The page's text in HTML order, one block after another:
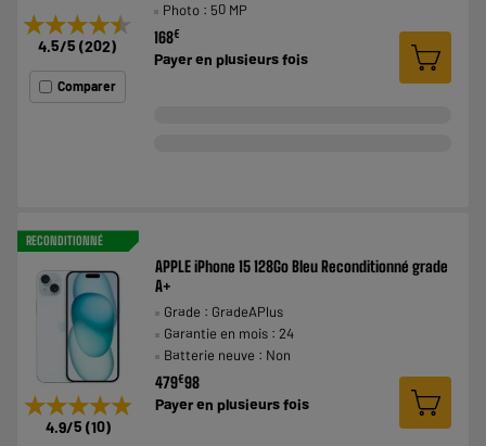
★★★★★
★★★★★
4.5/5 (202)
Comparer
Photo : 50 MP
168€
Payer en plusieurs fois
RECONDITIONNÉ
★★★★★
★★★★★
4.9/5 (10)
APPLE iPhone 15 128Go Bleu Reconditionné grade
A+
Grade : GradeAPlus
Garantie en mois : 24
Batterie neuve : Non
479€98
Payer en plusieurs fois